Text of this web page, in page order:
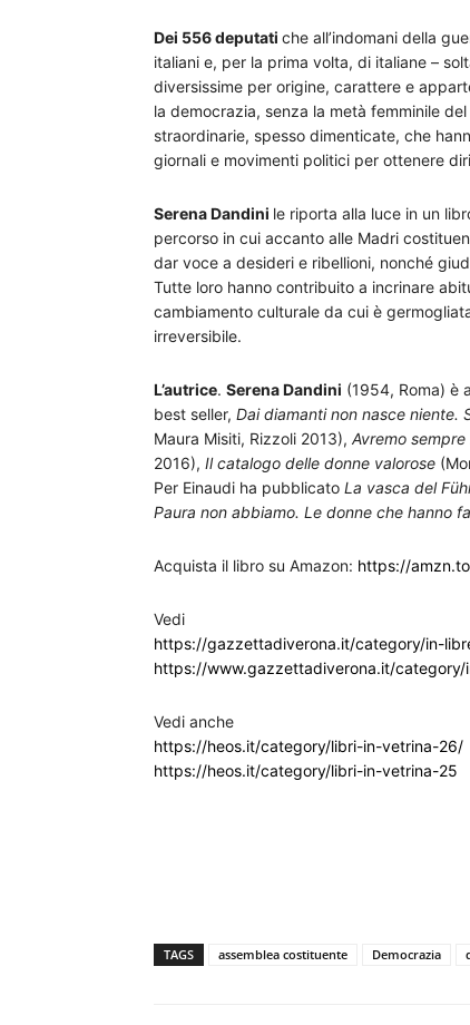
Dei 556 deputati che all’indomani della
italiani e, per la prima volta, di italiane –
diversissime per origine, carattere e
la democrazia, senza la metà femminile
straordinarie, spesso dimenticate, che
giornali e movimenti politici per ottenere
Serena Dandini le riporta alla luce in un
percorso in cui accanto alle Madri
dar voce a desideri e ribellioni, nonché
Tutte loro hanno contribuito a incrinare
cambiamento culturale da cui è
irreversibile.
L’autrice. Serena Dandini (1954, Roma) è
best seller, Dai diamanti non nasce niente.
Maura Misiti, Rizzoli 2013), Avremo
2016), Il catalogo delle donne valorose
Per Einaudi ha pubblicato La vasca del
Paura non abbiamo. Le donne che hanno
Acquista il libro su Amazon: https://
Vedi
https://gazzettadiverona.it/category/in-
https://www.gazzettadiverona.it/
Vedi anche
https://heos.it/category/libri-in-vetrina-26/
https://heos.it/category/libri-in-vetrina-25
TAGS assemblea costituente Democrazia